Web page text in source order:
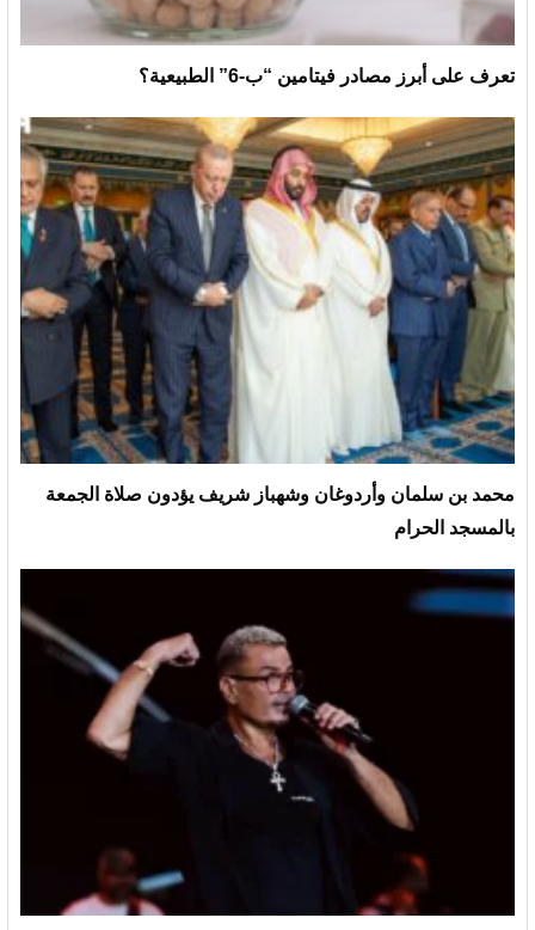
تعرف على أبرز مصادر فيتامين “ب-6” الطبيعية؟
محمد بن سلمان وأردوغان وشهباز شريف يؤدون صلاة الجمعة
بالمسجد الحرام